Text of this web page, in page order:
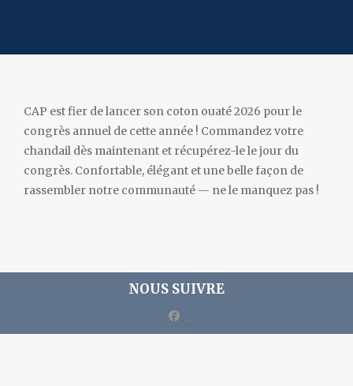
CAP est fier de lancer son coton ouaté 2026 pour le
congrès annuel de cette année ! Commandez votre
chandail dès maintenant et récupérez-le le jour du
congrès. Confortable, élégant et une belle façon de
rassembler notre communauté — ne le manquez pas !
NOUS SUIVRE
facebook